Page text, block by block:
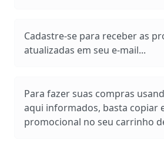
Cadastre-se para receber as
atualizadas em seu e-mail...
Para fazer suas compras
aqui informados, basta copiar
promocional no seu carrinho